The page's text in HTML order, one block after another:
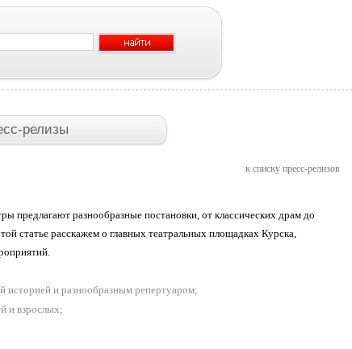
релизы
к списку пресс-релизов
предлагают разнообразные постановки, от классических драм до
статье расскажем о главных театральных площадках Курска,
историей и разнообразным репертуаром;
и взрослых;